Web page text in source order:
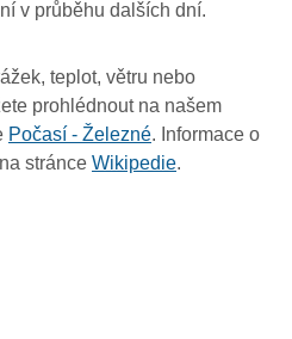
v průběhu dalších dní.
teplot, větru nebo
prohlédnout na našem
Počasí - Železné. Informace o
stránce Wikipedie.